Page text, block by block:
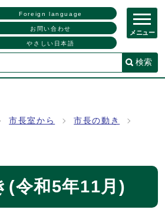
Foreign language
お問い合わせ
やさしい日本語
検索
メニュー
市長室から 市長の動き
(令和5年11月)